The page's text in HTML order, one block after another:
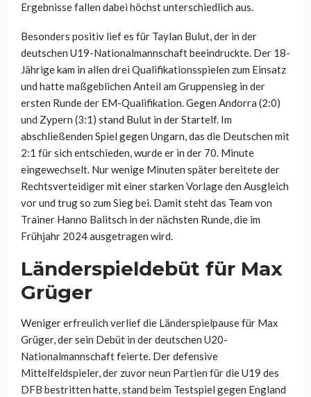
Ergebnisse fallen dabei höchst unterschiedlich aus.
Besonders positiv lief es für Taylan Bulut, der in der
deutschen U19-Nationalmannschaft beeindruckte. Der 18-
Jährige kam in allen drei Qualifikationsspielen zum Einsatz
und hatte maßgeblichen Anteil am Gruppensieg in der
ersten Runde der EM-Qualifikation. Gegen Andorra (2:0)
und Zypern (3:1) stand Bulut in der Startelf. Im
abschließenden Spiel gegen Ungarn, das die Deutschen mit
2:1 für sich entschieden, wurde er in der 70. Minute
eingewechselt. Nur wenige Minuten später bereitete der
Rechtsverteidiger mit einer starken Vorlage den Ausgleich
vor und trug so zum Sieg bei. Damit steht das Team von
Trainer Hanno Balitsch in der nächsten Runde, die im
Frühjahr 2024 ausgetragen wird.
Länderspieldebüt für Max
Grüger
Weniger erfreulich verlief die Länderspielpause für Max
Grüger, der sein Debüt in der deutschen U20-
Nationalmannschaft feierte. Der defensive
Mittelfeldspieler, der zuvor neun Partien für die U19 des
DFB bestritten hatte, stand beim Testspiel gegen England